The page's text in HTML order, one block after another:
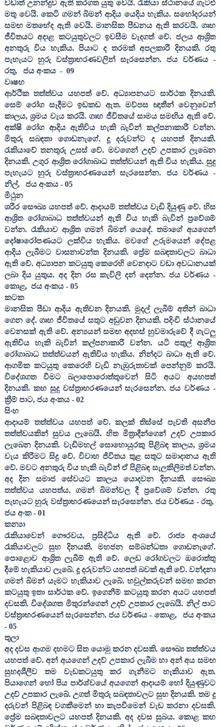
වඩාත් උනන්දුව ඇති කරගත යුතු වෙයි. රැකියා ස්ථානයේ ගැටළු
මතු වෙයි. කෙටි ගමන් බිමන් ආදිය යෙදිය හැකිය. සහෝදරයන්
සමඟ මතභේද ඇති වෙයි. මානසික පීඩනය ඇති කරවයි. ගෘහ
ජීවිතයට අදාළ කටයුතුවලට ඉවසීම වැදගත් වේ. ජලය ආශ්‍රිත
අනතුරු විය හැකිය. පියාට ද තරමක් අපලකාරී දිනයකි. රතු
පැහැයට හුරු වස්ත්‍රාභරණවලින් සැරසෙන්න. ජය වර්ණය -
රතු, ජය අංකය - 09
වෘෂභ
ආර්ථික තත්ත්වය යහපත් වේ. අධ්‍යාපනයට සාර්ථක දිනයකි.
සෙම් රෝග සෑදීමට ඉඩකඩ ඇත. මව්පස ඥාතීන් වෙනුවෙන්
කාලය,ශ්‍රමය වැය කරයි. ගෘහ ජීවිතයේ සාමය සමඟිය ඇති වේ.
අක්ෂි රෝග ආදිය ඇතිවිය හැකි බැවින් කල්පනාකාරී වන්න.
මිතුරු සබඳතා ගොඩනැගේ. දූ දරුවන්ට ද යහපත් දිනයකි.
රැකියාවේ තනතුරු උසස් වේ. මවගෙන් උදව් උපකාර ලැබෙන
දිනයකි. උගුර ආශ්‍රිත රෝගාබාධ තත්ත්වයන් ඇති විය හැකිය. සුදු
පැහැයට හුරු වස්ත්‍රාභරණයෙන් සැරසෙන්න. ජය වර්ණය -
නිල්, ජය අංකය - 05
මිථුන
ශරීර සෞඛ්‍ය යහපත් වේ. ආදායම් තත්ත්වය වැඩි දියුණු වේ. හිස
ආශ්‍රිත රෝගාබාධ තත්ත්වයන් ඇති විය හැකි බැවින් ප්‍රවේශම්
වන්න. රැකියාව ආශ්‍රිත ගමන් බිමන් යෙදේ. තමාගේ අයගෙන්
දෝෂාරෝපණයට ලක්විය හැකිය. මවගේ උරුමයෙන් දේපළ
ආදිය ලැබීමට වාසනාවන්ත දිනයකි. ප්‍රේම සබඳතාවලට බාධා
ඇති වේ. අධ්‍යාපන කටයුතු කෙරෙහි වෙනදාට වඩා අවධානයක්
ලබා දිය යුතුය. අද දින රස කැවිලි දන් දෙන්න. ජය වර්ණය -
කොළ, ජය අංකය - 05
කටක
මානසික පීඩා ආදිය ඇතිවන දිනයකි. මුදල් ලැබීම් අතින් බාධා
ගෙන දේ. ගෘහ ජීවිතයේ සතුට අඩුවන දිනයකි. පදිංචි ස්ථානයේ
වෙනසක් ඇති වේ. අන්‍යයන් සමඟ අදහස් හුවමාරුවේ දී ගැටලු
ඇතිවිය හැකි බැවින් කල්පනාකාරී වන්න. යටි පතුල් ආශ්‍රිත
රෝගාබාධ තත්ත්වයන් ඇතිවිය හැකිය. නින්දට බාධා ඇති වේ.
ආගමික කටයුතු කෙරෙහි වැඩි නැඹුරුතාවක් පෙන්නුම් කරයි.
විදේශගත වීමට බලාපොරොත්තුවෙන් සිටි අයට අයහපත්
දිනයකි. කහ සුදු වස්ත්‍රාභරණයෙන් සැරසෙන්න. ජය වර්ණය -
ක්‍රීම් පාට, ජය අංකය - 02
සිංහ
ආදායම් තත්ත්වය යහපත් වේ. කලක් තිස්සේ පැවති අසනීප
තත්ත්වයකින් සුවය ලැබෙයි. හිත මිත්‍රාදීන්ගෙන් උදව් උපකාර
ලැබෙන දිනයකි. වැඩිමහල් සොහොයුරකු පිළිබඳ කාලය,ශ්‍රමය
වැය කිරීමට සිදු වේ. විවාහ ජිවිතය තුළ සතුට සමාදානය ඇති
වේ. මවට අනතුරු විය හැකි බැවින් ඒ පිළිබඳ සැලකිලිමත් වන්න.
අද දින සමාජ සේවයට කාලය යොදවන දිනයකි. සෞඛ්‍ය
තත්ත්වය යහපත්ය. ගමන් බිමන්වල දී ප්‍රවේශම් වන්න. රතු
පැහැයට හුරු වස්ත්‍රාභරණයෙන් සැරසෙන්න. ජය වර්ණය - රතු,
ජය අංක - 01
කන්‍යා
රැකියාවෙන් ගෞරවය,ප්‍රසිද්ධිය ඇති වේ. රාජ්‍ය අංශයේ
රැකියාවලට සුභ දිනයකි. මහජන සම්බන්ධතා ගොඩනැගේ.
පොළොව ආශ්‍රිත ලැබීම් ඇති වේ. ලෙඩ රෝගවලට ඔරොත්තු
දීමේ හැකියාව ලැබේ. දූ දරුවන්ට යහපත් බවක් ඇති වේ. වන්දනා
ගමන් බිමන් යෑමට හැකියාව ලැබේ. හවුල්කරුවන් සමඟ කරන
කටයුතු ඉතා සාර්ථක වේ. ඉගෙනීම් කටයුතු කරන අයට යහපත්
දවසකි. විදේශගත මිතුරන්ගෙන් උදව් උපකාර ලැබෙයි. නිල් පාට
වස්ත්‍රාභරණයෙන් සැරසෙන්න. ජය වර්ණය - කොළ,
ජය අංකය
-05
තුලා
අද දවස ආගම දහමට සිත යොමු කරන දවසකි. සෞඛ්‍ය තත්ත්වය
යහපත් වේ. අන් අයගෙන් උදව් උපකාර ලැබීම හා අන් අය සමඟ
සුහදශීලීව තම වැඩකටයුතු කර ගැනීමට හැකියාව ඇත.
පියාගෙන් හෝ පිය පාර්ශ්වයේ අයගෙන් ආදායම් හෝ දියුණුවට
උදව් උපකාර ලැබේ. උගත් මිතුරු සබඳතාවලට සුභ දිනයකි. තම දූ
දරුවන් පිළිබඳ වගකීමෙන් හා කැපවීමෙන් වැඩ කරනා දවසකි.
ප්‍රේම සබඳතාවලට යහපත් දිනයකි. අද දවස සුබය. කොළ කහ